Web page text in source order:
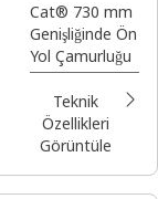
Cat® 730 mm
Genişliğinde Ön
Yol Çamurluğu
Teknik
Özellikleri
Görüntüle